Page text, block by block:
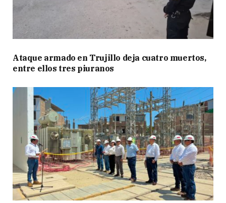
Ataque armado en Trujillo deja cuatro muertos,
entre ellos tres piuranos